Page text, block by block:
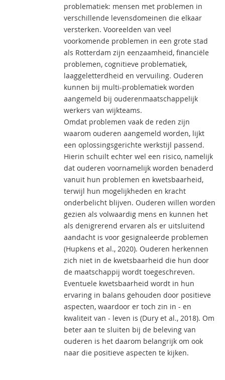
problematiek: mensen met problemen in
verschillende levensdomeinen die elkaar
versterken. Vooreelden van veel
voorkomende problemen in een grote stad
als Rotterdam zijn eenzaamheid, financiële
problemen, cognitieve problematiek,
laaggeletterdheid en vervuiling. Ouderen
kunnen bij multi-problematiek worden
aangemeld bij ouderenmaatschappelijk
werkers van wijkteams.
Omdat problemen vaak de reden zijn
waarom ouderen aangemeld worden, lijkt
een oplossingsgerichte werkstijl passend.
Hierin schuilt echter wel een risico, namelijk
dat ouderen voornamelijk worden benaderd
vanuit hun problemen en kwetsbaarheid,
terwijl hun mogelijkheden en kracht
onderbelicht blijven. Ouderen willen worden
gezien als volwaardig mens en kunnen het
als denigrerend ervaren als er uitsluitend
aandacht is voor gesignaleerde problemen
(Hupkens et al., 2020). Ouderen herkennen
zich niet in de kwetsbaarheid die hun door
de maatschappij wordt toegeschreven.
Eventuele kwetsbaarheid wordt in hun
ervaring in balans gehouden door positieve
aspecten, waardoor er toch zin in - en
kwaliteit van - leven is (Dury et al., 2018). Om
beter aan te sluiten bij de beleving van
ouderen is het daarom belangrijk om ook
naar die positieve aspecten te kijken.